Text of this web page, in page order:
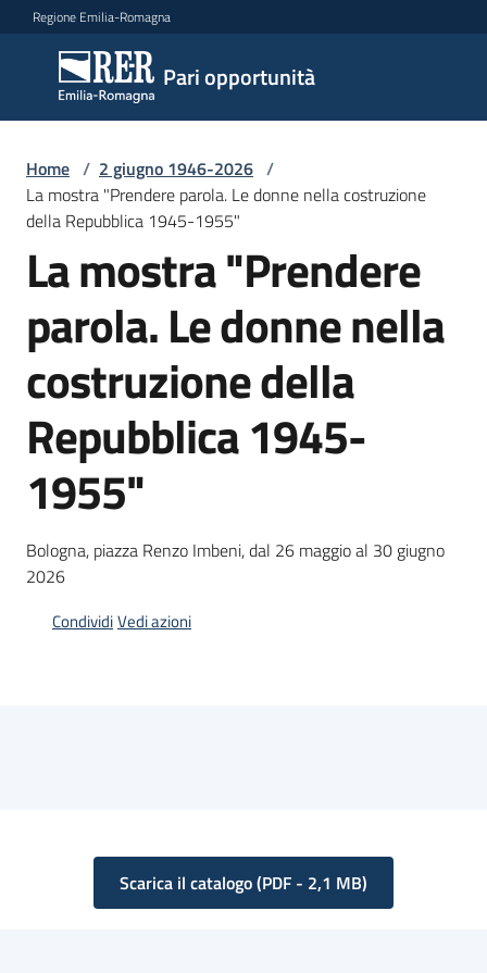
Vai al contenuto
Vai alla navigazione
Vai al footer
Regione Emilia-Romagna
Pari opportunità
Pari
opportunità
Argomenti
Novità
Leggi
Atti
Bandi
Programmi
Progetti
Home / 2 giugno 1946-2026 /
La mostra "Prendere parola. Le donne nella costruzione
della Repubblica 1945-1955"
La mostra "Prendere
parola. Le donne nella
costruzione della
Repubblica 1945-
1955"
Bologna, piazza Renzo Imbeni, dal 26 maggio al 30 giugno
2026
CondividiVedi azioni
Scarica il catalogo(PDF - 2,1 MB)